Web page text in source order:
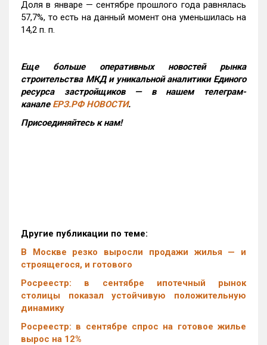
Доля в январе — сентябре прошлого года равнялась
57,7%, то есть на данный момент она уменьшилась на
14,2 п. п.
Еще больше оперативных новостей рынка
строительства МКД и уникальной аналитики Единого
ресурса застройщиков — в нашем телеграм-
канале ЕРЗ.РФ НОВОСТИ.
Присоединяйтесь к нам!
Другие публикации по теме:
В Москве резко выросли продажи жилья — и
строящегося, и готового
Росреестр: в сентябре ипотечный рынок
столицы показал устойчивую положительную
динамику
Росреестр: в сентябре спрос на готовое жилье
вырос на 12%